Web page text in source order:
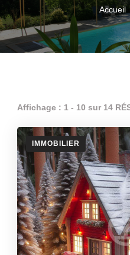
Accueil
Affichage : 1 - 10 sur 14
IMMOBILIER